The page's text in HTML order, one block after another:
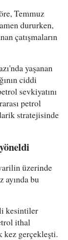
Temmuz
dururken,
çatışmaların
yaşanan
ciddi
sevkiyatını
petrol
stratejisinde
üzerinde
ayında bu
kesintiler
ithal
kez gerçekleşti.